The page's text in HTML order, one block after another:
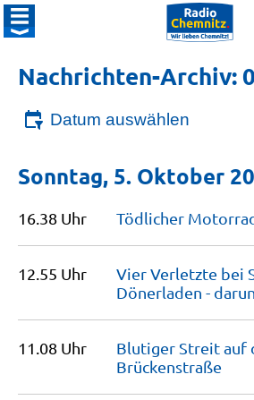
Nachrichten-Archiv:
Datum auswählen
Sonntag, 5. Oktober
16.38 Uhr Tödlicher
12.55 Uhr
Vier Verletzte bei
Dönerladen -
11.08 Uhr
Blutiger Streit auf
Brückenstraße